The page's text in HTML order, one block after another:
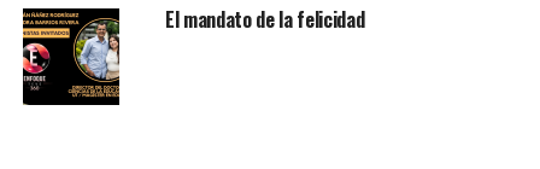
El mandato de la felicidad